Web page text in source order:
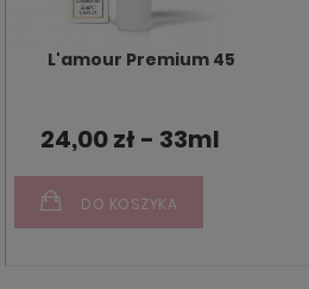
L'amour Premium 45
24,00 zł - 33ml
DO KOSZYKA